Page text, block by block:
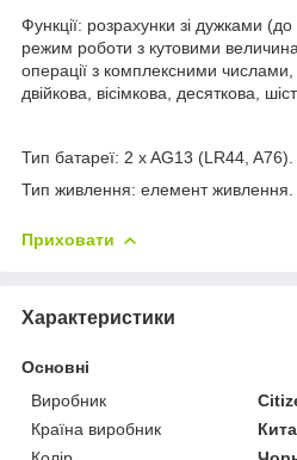
Функції: розрахунки зі дужками
режим роботи з кутовими
операції з комплексними
двійкова, вісімкова, десяткова,
Тип батареї: 2 x AG13 (LR44, A76).
Тип живлення: елемент живлення.
Приховати
Характеристики
Основні
Виробник
Країна виробник